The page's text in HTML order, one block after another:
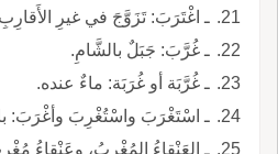
ـ اغْتَرَبَ: تَزَوَّجَ في غيرِ
ـ غُرَّبَ: جَبَلٌ بالشَّامِ.
ـ غُرَّبَة أو غُرَبَة: ماءٌ عنده.
ـ اسْتَغْرَبَ واسْتُغْرِبَ وأغْرَبَ: بالَغَ في الضَّحِكِ.
ـ العَنْقاءُ المُغْرِبُ، وعَنْقاءُ